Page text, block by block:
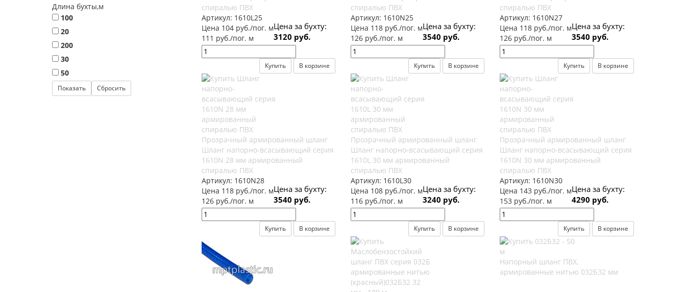
Длина бухты,м
100
20
200
30
50
спиралью ПВХ
Артикул: 1610L25
Цена 104 руб./пог. м
111 руб./пог. м
Цена за бухту:
3120 руб.
Купить В корзине
спиралью ПВХ
Артикул: 1610N25
Цена 118 руб./пог. м
126 руб./пог. м
Цена за бухту:
3540 руб.
Купить В корзине
спиралью ПВХ
Артикул: 1610N27
Цена 118 руб./пог. м
126 руб./пог. м
Цена за бухту:
3540 руб.
Купить В корзине
Прозрачный армированный шланг
Шланг напорно-всасывающий серия
1610N 28 мм армированный
спиралью ПВХ
Артикул: 1610N28
Цена 118 руб./пог. м
126 руб./пог. м
Цена за бухту:
3540 руб.
Купить В корзине
Прозрачный армированный шланг
Шланг напорно-всасывающий серия
1610L 30 мм армированный
спиралью ПВХ
Артикул: 1610L30
Цена 108 руб./пог. м
116 руб./пог. м
Цена за бухту:
3240 руб.
Купить В корзине
Прозрачный армированный шланг
Шланг напорно-всасывающий серия
1610N 30 мм армированный
спиралью ПВХ
Артикул: 1610N30
Цена 143 руб./пог. м
153 руб./пог. м
Цена за бухту:
4290 руб.
Купить В корзине
Напорный шланг ПВХ,
армированные нитью 032Б32 мм